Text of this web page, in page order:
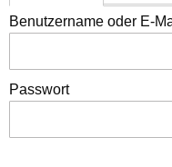
Benutzername oder E-
Passwort